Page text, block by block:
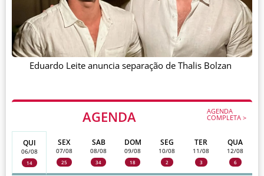
AGENDA AGENDA
COMPLETA >
QUI
06/08
14
SEX
07/08
25
SAB
08/08
34
DOM
09/08
18
SEG
10/08
2
TER
11/08
3
QUA
12/08
6
Eduardo Leite anuncia separação de Thalis Bolzan